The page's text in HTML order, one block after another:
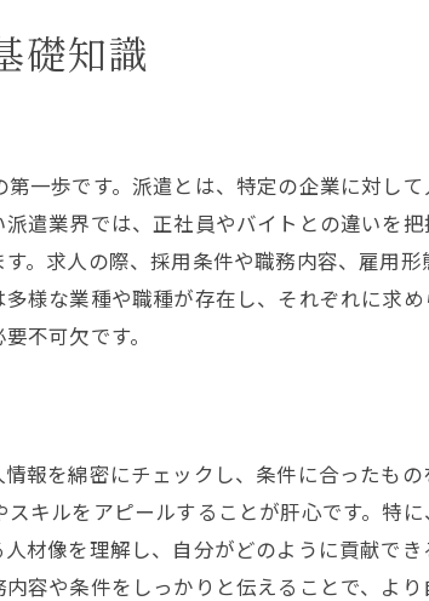
探し方
なたに贈る求人選びのヒント
た求人選び
バイト選びのポイント
報の読み解き方
合った選択肢を見つける
み取る
ント
めのリサーチ術
けるための求人分析
礎知識
一歩です。派遣とは、特定の企業に対して
遣業界では、正社員やバイトとの違いを
。求人の際、採用条件や職務内容、雇用
様な業種や職種が存在し、それぞれに求
不可欠です。
報を綿密にチェックし、条件に合ったも
キルをアピールすることが肝心です。特
材像を理解し、自分がどのように貢献で
容や条件をしっかりと伝えることで、よ